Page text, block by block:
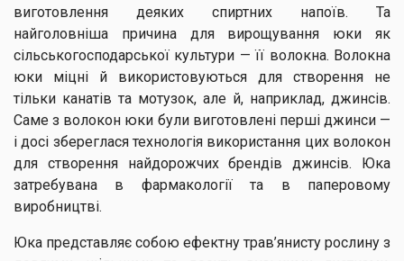
виготовлення деяких спиртних напоїв. Та
найголовніша причина для вирощування юки як
сільськогосподарської культури — її волокна. Волокна
юки міцні й використовуються для створення не
тільки канатів та мотузок, але й, наприклад, джинсів.
Саме з волокон юки були виготовлені перші джинси —
і досі збереглася технологія використання цих волокон
для створення найдорожчих брендів джинсів. Юка
затребувана в фармакології та в паперовому
виробництві.
Юка представляє собою ефектну трав’янисту рослину з